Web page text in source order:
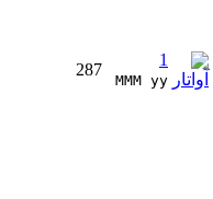
1
MMM yy
287